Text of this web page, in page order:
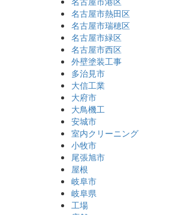
名古屋市熱田区
名古屋市瑞穂区
名古屋市緑区
名古屋市西区
外壁塗装工事
多治見市
大信工業
大府市
大鳥機工
安城市
室内クリーニング
小牧市
尾張旭市
屋根
岐阜市
岐阜県
工場